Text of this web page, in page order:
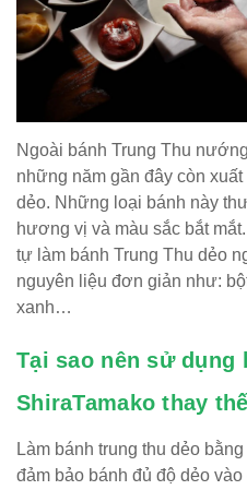
Ngoài bánh Trung Thu
những năm gần đây còn
dẻo. Những loại bánh này
hương vị và màu sắc bắt
tự làm bánh Trung Thu dẻo
nguyên liệu đơn giản như:
xanh…
Tại sao nên sử dụng
ShiraTamako thay
Làm bánh trung thu dẻo
đảm bảo bánh đủ độ dẻo